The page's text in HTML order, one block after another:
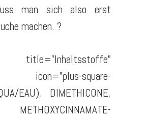
man sich also erst
machen. ?
icon=”plus-square-
EAU), DIMETHICONE,
METHOXYCINNAMATE-